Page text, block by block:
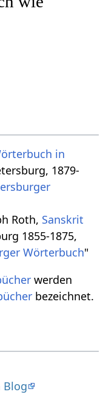
in
1879-
Roth, Sanskrit
1855-1875,
Wörterbuch"
werden
bezeichnet.
Blog